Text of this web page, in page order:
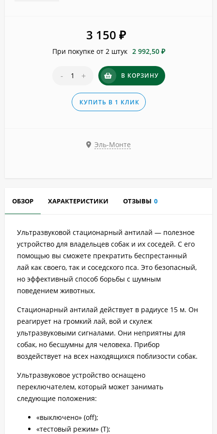
3 150 ₽
При покупке от 2 штук 2 992,50 ₽
- + В КОРЗИНУ
КУПИТЬ В 1 КЛИК
Эль-Монте
ОБЗОР ХАРАКТЕРИСТИКИ ОТЗЫВЫ 0
Ультразвуковой стационарный антилай — полезное
устройство для владельцев собак и их соседей. С его
помощью вы сможете прекратить беспрестанный
лай как своего, так и соседского пса. Это безопасный,
но эффективный способ борьбы с шумным
поведением животных.
Стационарный антилай действует в радиусе 15 м. Он
реагирует на громкий лай, вой и скулеж
ультразвуковыми сигналами. Они неприятны для
собак, но бесшумны для человека. Прибор
воздействует на всех находящихся поблизости собак.
Ультразвуковое устройство оснащено
переключателем, который может занимать
следующие положения:
«выключено» (off);
«тестовый режим» (T);